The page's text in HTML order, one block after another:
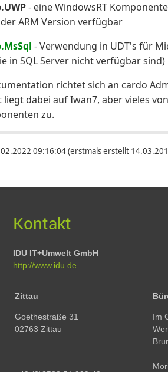
- eine WindowsRT
ARM Version verfügbar
- Verwendung in UDT's für
in SQL Server nicht verfügbar sind)
richtet sich an cardo
liegt dabei auf Iwan7, aber vieles
zu.
09:16:04 (erstmals erstellt
Kontakt
IDU IT+Umwelt GmbH
http://www.idu.de
Zittau
Goethestraße 31
02763 Zittau
Im